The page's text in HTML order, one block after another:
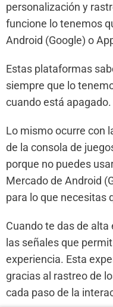
personalización y
funcione lo tenemos
Android (Google) o
Estas plataformas
siempre que lo
cuando está apagado.
Lo mismo ocurre con
de la consola de
porque no puedes
Mercado de Android
para lo que necesitas
Cuando te das de
las señales que
experiencia. Esta
gracias al rastreo de
cada paso de la